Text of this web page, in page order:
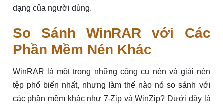
dạng của người dùng.
So Sánh WinRAR với Các
Phần Mềm Nén Khác
WinRAR là một trong những công cụ nén và giải nén
tệp phổ biến nhất, nhưng làm thế nào nó so sánh với
các phần mềm khác như 7-Zip và WinZip? Dưới đây là